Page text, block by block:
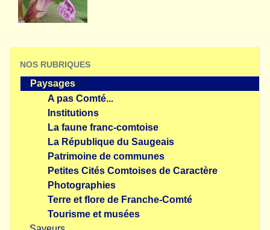
NOS RUBRIQUES
Paysages
A pas Comté...
Institutions
La faune franc-comtoise
La République du Saugeais
Patrimoine de communes
Petites Cités Comtoises de Caractère
Photographies
Terre et flore de Franche-Comté
Tourisme et musées